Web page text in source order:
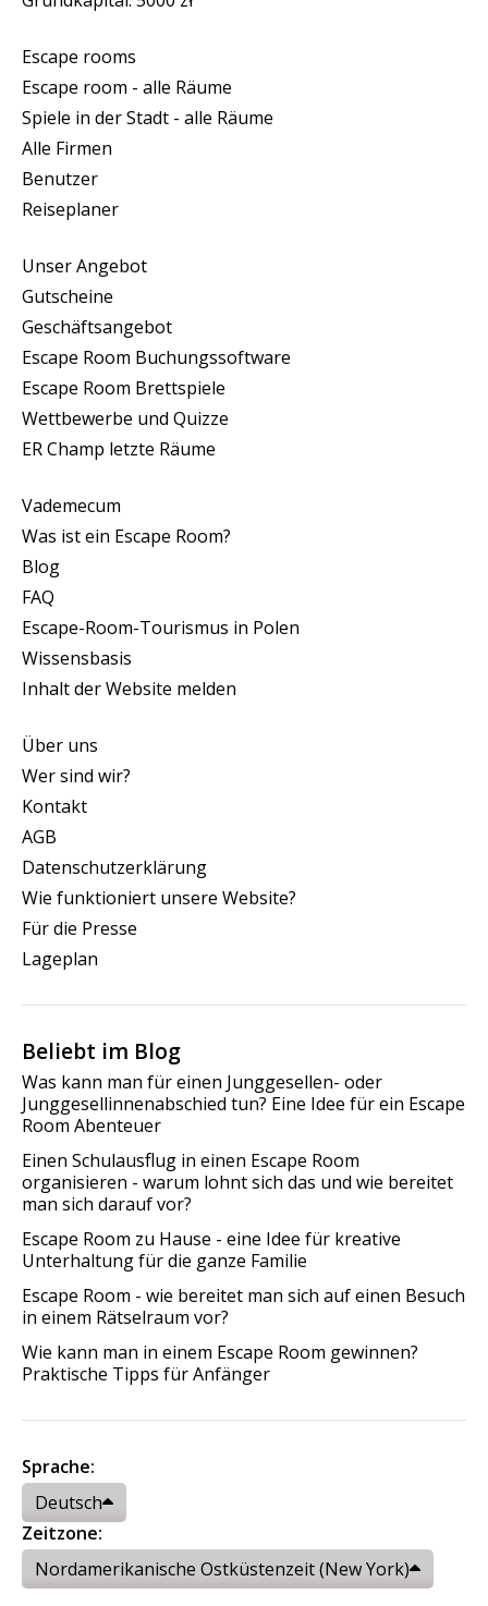
Escape rooms
Escape room - alle Räume
Spiele in der Stadt - alle Räume
Alle Firmen
Benutzer
Reiseplaner
Unser Angebot
Gutscheine
Geschäftsangebot
Escape Room Buchungssoftware
Escape Room Brettspiele
Wettbewerbe und Quizze
ER Champ letzte Räume
Vademecum
Was ist ein Escape Room?
Blog
FAQ
Escape-Room-Tourismus in Polen
Wissensbasis
Inhalt der Website melden
Über uns
Wer sind wir?
Kontakt
AGB
Datenschutzerklärung
Wie funktioniert unsere Website?
Für die Presse
Lageplan
Beliebt im Blog
Was kann man für einen Junggesellen- oder
Junggesellinnenabschied tun? Eine Idee für ein Escape
Room Abenteuer
Einen Schulausflug in einen Escape Room
organisieren - warum lohnt sich das und wie bereitet
man sich darauf vor?
Escape Room zu Hause - eine Idee für kreative
Unterhaltung für die ganze Familie
Escape Room - wie bereitet man sich auf einen Besuch
in einem Rätselraum vor?
Wie kann man in einem Escape Room gewinnen?
Praktische Tipps für Anfänger
Sprache:
Deutsch
Zeitzone:
Nordamerikanische Ostküstenzeit (New York)